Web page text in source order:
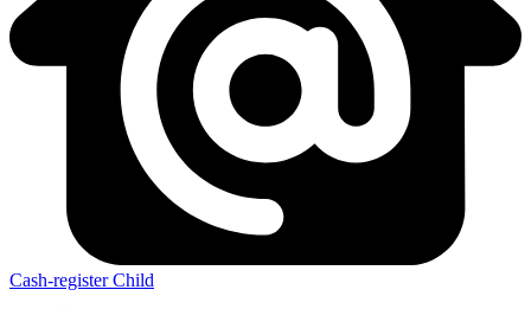
Cash-register Child